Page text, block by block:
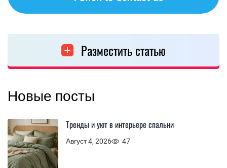
Разместить статью
Новые посты
Август 4, 2026 47
Тренды и уют в интерьере спальни